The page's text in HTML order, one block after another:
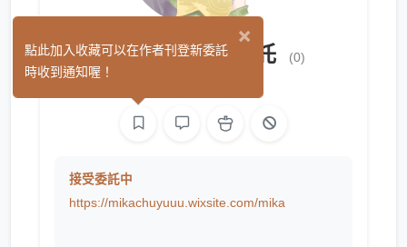
小玉矮瓜繪圖委託 (0)
接受委託中
https://mikachuyuuu.wixsite.com/mika
×
點此加入收藏可以在作者刊登新委託
時收到通知喔！